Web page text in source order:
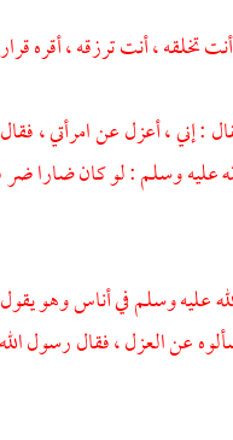
تخلقه ، أنت ترزقه ، أقره
: إني ، أعزل عن امرأتي ،
عليه وسلم : لو كان ضارا ضر
وسلم في أناس وهو
عن العزل ، فقال رسول